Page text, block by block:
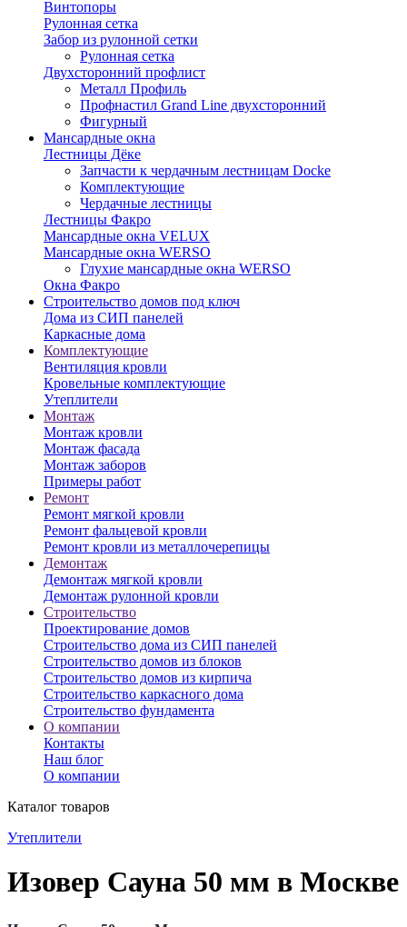
Винтопоры
Рулонная сетка
Забор из рулонной сетки
Рулонная сетка
Двухсторонний профлист
Металл Профиль
Профнастил Grand Line двухсторонний
Фигурный
Мансардные окна
Лестницы Дёке
Запчасти к чердачным лестницам Docke
Комплектующие
Чердачные лестницы
Лестницы Факро
Мансардные окна VELUX
Мансардные окна WERSO
Глухие мансардные окна WERSO
Окна Факро
Строительство домов под ключ
Дома из СИП панелей
Каркасные дома
Комплектующие
Вентиляция кровли
Кровельные комплектующие
Утеплители
Монтаж
Монтаж кровли
Монтаж фасада
Монтаж заборов
Примеры работ
Ремонт
Ремонт мягкой кровли
Ремонт фальцевой кровли
Ремонт кровли из металлочерепицы
Демонтаж
Демонтаж мягкой кровли
Демонтаж рулонной кровли
Строительство
Проектирование домов
Строительство дома из СИП панелей
Строительство домов из блоков
Строительство домов из кирпича
Строительство каркасного дома
Строительство фундамента
О компании
Контакты
Наш блог
О компании
Каталог товаров
Утеплители
Изовер Сауна 50 мм в Москве